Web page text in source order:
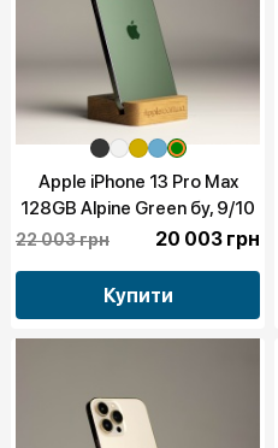
Apple iPhone 13 Pro Max
128GB Alpine Green бу, 9/10
22 003 грн 20 003 грн
Купити